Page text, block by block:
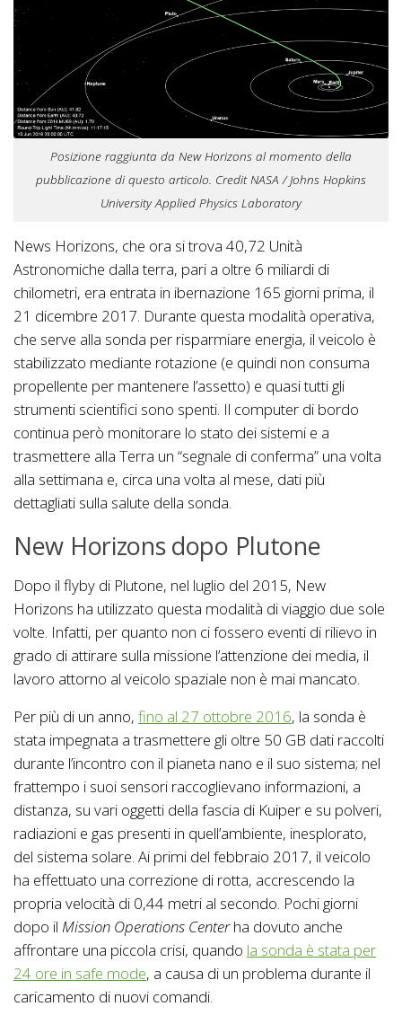
Posizione raggiunta da New Horizons al momento della
pubblicazione di questo articolo. Credit NASA / Johns Hopkins
University Applied Physics Laboratory
News Horizons, che ora si trova 40,72 Unità
Astronomiche dalla terra, pari a oltre 6 miliardi di
chilometri, era entrata in ibernazione 165 giorni prima, il
21 dicembre 2017. Durante questa modalità operativa,
che serve alla sonda per risparmiare energia, il veicolo è
stabilizzato mediante rotazione (e quindi non consuma
propellente per mantenere l’assetto) e quasi tutti gli
strumenti scientifici sono spenti. Il computer di bordo
continua però monitorare lo stato dei sistemi e a
trasmettere alla Terra un “segnale di conferma” una volta
alla settimana e, circa una volta al mese, dati più
dettagliati sulla salute della sonda.
New Horizons dopo Plutone
Dopo il flyby di Plutone, nel luglio del 2015, New
Horizons ha utilizzato questa modalità di viaggio due sole
volte. Infatti, per quanto non ci fossero eventi di rilievo in
grado di attirare sulla missione l’attenzione dei media, il
lavoro attorno al veicolo spaziale non è mai mancato.
Per più di un anno, fino al 27 ottobre 2016, la sonda è
stata impegnata a trasmettere gli oltre 50 GB dati raccolti
durante l’incontro con il pianeta nano e il suo sistema; nel
frattempo i suoi sensori raccoglievano informazioni, a
distanza, su vari oggetti della fascia di Kuiper e su polveri,
radiazioni e gas presenti in quell’ambiente, inesplorato,
del sistema solare. Ai primi del febbraio 2017, il veicolo
ha effettuato una correzione di rotta, accrescendo la
propria velocità di 0,44 metri al secondo. Pochi giorni
dopo il Mission Operations Centerha dovuto anche
affrontare una piccola crisi, quando la sonda è stata per
24 ore in safe mode, a causa di un problema durante il
caricamento di nuovi comandi.